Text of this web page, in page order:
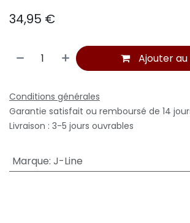
34,95 €
Ajouter
Conditions générales
Garantie satisfait ou remboursé de 14
Livraison : 3-5 jours ouvrables
Marque: J-Line